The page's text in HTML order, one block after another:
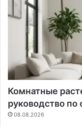
Комнатные
руководство по
08.08.2026